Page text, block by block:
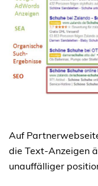
Auf
die Text-Anzeigen
unauffälliger